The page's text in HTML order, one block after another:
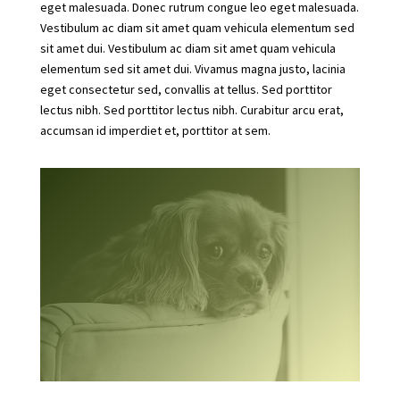
eget malesuada. Donec rutrum congue leo eget malesuada.
Vestibulum ac diam sit amet quam vehicula elementum sed
sit amet dui. Vestibulum ac diam sit amet quam vehicula
elementum sed sit amet dui. Vivamus magna justo, lacinia
eget consectetur sed, convallis at tellus. Sed porttitor
lectus nibh. Sed porttitor lectus nibh. Curabitur arcu erat,
accumsan id imperdiet et, porttitor at sem.